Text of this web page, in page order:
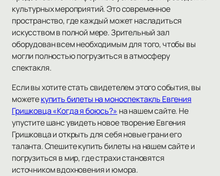
культурных мероприятий. Это современное
пространство, где каждый может насладиться
искусством в полной мере. Зрительный зал
оборудован всем необходимым для того, чтобы вы
могли полностью погрузиться в атмосферу
спектакля.
Если вы хотите стать свидетелем этого события, вы
можетекупить билеты на моноспектакль Евгения
Гришковца «Когда я боюсь?» на нашем сайте. Не
упустите шанс увидеть новое творение Евгения
Гришковца и открыть для себя новые грани его
таланта. Спешите купить билеты на нашем сайте и
погрузиться в мир, где страхи становятся
источником вдохновения и юмора.